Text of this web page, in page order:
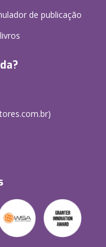
de publicação